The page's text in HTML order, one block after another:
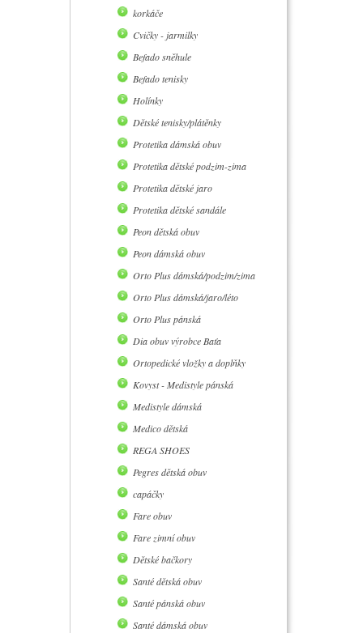
korkáče
Cvičky - jarmilky
Befado sněhule
Befado tenisky
Holínky
Dětské tenisky/plátěnky
Protetika dámská obuv
Protetika dětské podzim-zima
Protetika dětské jaro
Protetika dětské sandále
Peon dětská obuv
Peon dámská obuv
Orto Plus dámská/podzim/zima
Orto Plus dámská/jaro/léto
Orto Plus pánská
Dia obuv výrobce Baťa
Ortopedické vložky a doplňky
Kovyst - Medistyle pánská
Medistyle dámská
Medico dětská
REGA SHOES
Pegres dětská obuv
capáčky
Fare obuv
Fare zimní obuv
Dětské bačkory
Santé dětská obuv
Santé pánská obuv
Santé dámská obuv